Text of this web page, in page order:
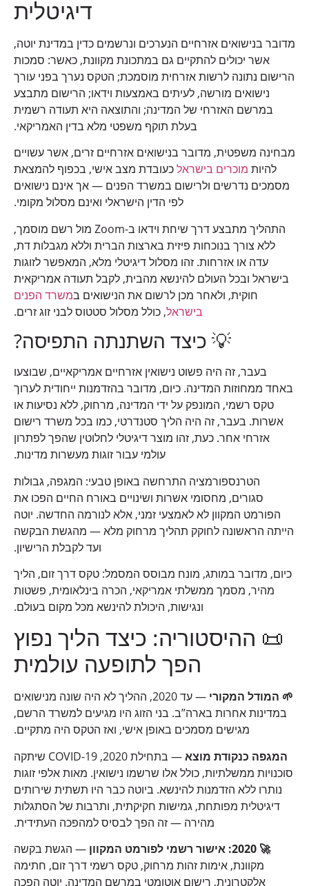
דיגיטלית
מדובר בנישואים אזרחיים הנערכים ונרשמים כדין במדינת יוטה,
אשר יכולים להתקיים גם במתכונת מקוונת, כאשר: סמכות
הרישום נתונה לרשות אזרחית מוסמכת; הטקס נערך בפני עורך
נישואים מורשה, לעיתים באמצעות וידאו; הרישום מתבצע
במרשם האזרחי של המדינה; והתוצאה היא תעודה רשמית
בעלת תוקף משפטי מלא בדין האמריקאי.
מבחינה משפטית, מדובר בנישואים אזרחיים זרים, אשר עשויים
להיות מוכרים בישראלכעובדת מצב אישי, בכפוף להמצאת
מסמכים נדרשים ולרישום במשרד הפנים — אך אינם נישואים
לפי הדין הישראלי ואינם מסלול מקומי.
התהליך מתבצע דרך שיחת וידאו ב-Zoom מול רשם מוסמך,
ללא צורך בנוכחות פיזית בארצות הברית וללא מגבלות דת,
עדה או אזרחות. זהו מסלול דיגיטלי מלא, המאפשר לזוגות
בישראל ובכל העולם להינשא מהבית, לקבל תעודה אמריקאית
חוקית, ולאחר מכן לרשום את הנישואים במשרד הפנים
בישראל, כולל מסלול סטטוס לבני זוג זרים.
💡 כיצד השתנתה התפיסה?
בעבר, זה היה פשוט נישואין אזרחיים אמריקאיים, שבוצעו
באחד ממחוזות המדינה. כיום, מדובר בהזדמנות ייחודית לערוך
טקס רשמי, המונפק על ידי המדינה, מרחוק, ללא נסיעות או
אשרות. בעבר, זה היה הליך סטנדרטי, כמו בכל משרד רישום
אזרחי אחר. כעת, זהו מוצר דיגיטלי לחלוטין שהפך לפתרון
עולמי עבור זוגות מעשרות מדינות.
הטרנספורמציה התרחשה באופן טבעי: המגפה, גבולות
סגורים, מחסומי אשרות ושינויים באורח החיים הפכו את
הפורמט המקוון לא לאמצעי זמני, אלא לנורמה החדשה. יוטה
הייתה הראשונה לחוקק תהליך מרחוק מלא — מהגשת הבקשה
ועד לקבלת הרישיון.
כיום, מדובר במותג, מונח מבוסס המסמל: טקס דרך זום, הליך
מהיר, מסמך ממשלתי אמריקאי, הכרה בינלאומית, פשטות
ונגישות, היכולת להינשא מכל מקום בעולם.
📜 ההיסטוריה: כיצד הליך נפוץ
הפך לתופעה עולמית
🌱 המודל המקורי
— עד 2020, ההליך לא היה שונה מנישואים
במדינות אחרות בארה”ב. בני הזוג היו מגיעים למשרד הרשם,
מגישים מסמכים באופן אישי, ואז הטקס היה מתקיים.
המגפה כנקודת מוצא
— בתחילת 2020, COVID-19 שיתקה
סוכנויות ממשלתיות, כולל אלו שרשמו נישואין. מאות אלפי זוגות
נותרו ללא הזדמנות להינשא. ביוטה כבר היו תשתית שירותים
דיגיטלית מפותחת, גמישות חקיקתית, ותרבות של הסתגלות
מהירה — זה הפך לבסיס למהפכה העתידית.
🚀 2020: אישור רשמי לפורמט המקוון
— הגשת בקשה
מקוונת, אימות זהות מרחוק, טקס רשמי דרך זום, חתימה
אלקטרונית, רישום אוטומטי במרשם המדינה. יוטה הפכה